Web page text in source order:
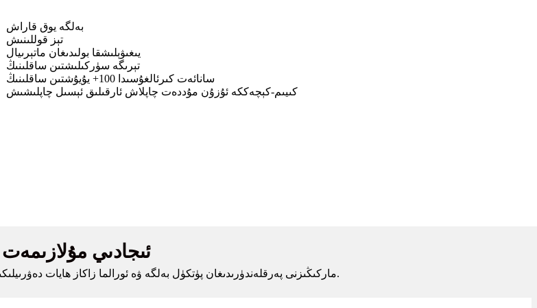
بەلگە يوق قاراش
تېز قوللىنىش
يىغىۋېلىشقا بولىدىغان ماتېرىيال
تېرىگە سۈركىلىشتىن ساقلىنىڭ
سانائەت كىرئالغۇسىدا 100+ يۇيۇشتىن ساقلىنىڭ
كىيىم-كېچەككە ئۇزۇن مۇددەت چاپلاش ئارقىلىق ئېسىل چاپلىشىش
ئىجادىي مۇلازىمەت
ماركىڭىزنى پەرقلەندۈرىدىغان پۈتكۈل بەلگە ۋە ئورالما زاكاز ھايات دەۋرىيلىكىدە ھەل قىلىش چارىسى بىلەن تەمىنلەيمىز.